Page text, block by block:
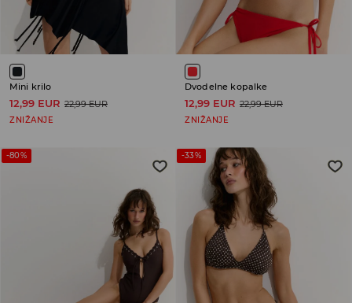
Mini krilo
12,99 EUR 22,99 EUR
ZNIŽANJE
Dvodelne kopalke
12,99 EUR 22,99 EUR
ZNIŽANJE
-80% -33%